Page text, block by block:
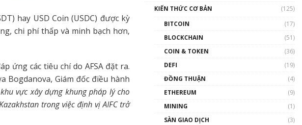
hay USD Coin (USDC) được kỳ
chi phí thấp và minh bạch hơn,
ứng các tiêu chí do AFSA đặt ra.
Bogdanova, Giám đốc điều hành
vực xây dựng khung pháp lý cho
trong việc định vị AIFC trở
Blockchain
Nhân sự tương lại ngành
Blockchain Việt Nam | Phổ
cập Blockchain
Blockchain đang được ứng
KIẾN THỨC CƠ BẢN
(125)
BITCOIN
(17)
BLOCKCHAIN
(51)
COIN & TOKEN
(36)
DEFI
(19)
ĐỒNG THUẬN
(4)
ETHEREUM
(9)
MINING
(1)
SÀN GIAO DỊCH
(3)